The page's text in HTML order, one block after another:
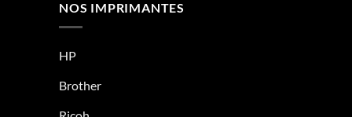
NOS IMPRIMANTES
HP
Brother